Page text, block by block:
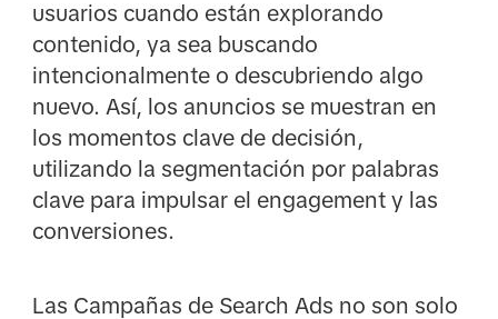
usuarios cuando están explorando
contenido, ya sea buscando
intencionalmente o descubriendo algo
nuevo. Así, los anuncios se muestran en
los momentos clave de decisión,
utilizando la segmentación por palabras
clave para impulsar el engagement y las
conversiones.
Las Campañas de Search Ads no son solo